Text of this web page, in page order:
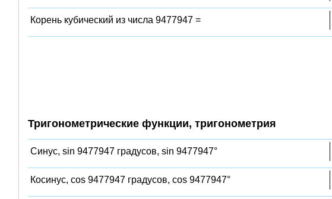
Корень кубический из числа 9477947 =
Тригонометрические функции, тригонометрия
Синус, sin 9477947 градусов, sin 9477947°
Косинус, cos 9477947 градусов, cos 9477947°